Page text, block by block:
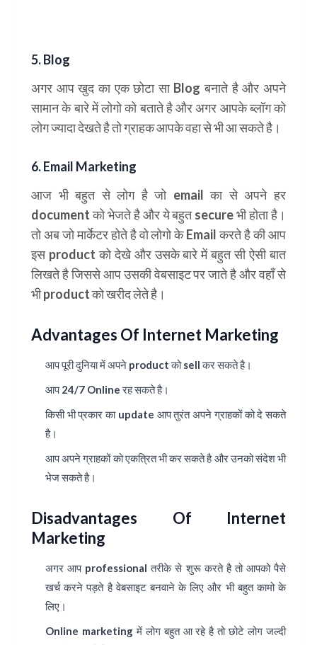
5. Blog
अगर आप खुद का एक छोटा सा Blog बनाते है और अपने
सामान के बारे में लोगो को बताते है और अगर आपके ब्लॉग को
लोग ज्यादा देखते है तो ग्राहक आपके वहा से भी आ सकते है।
6. Email Marketing
आज भी बहुत से लोग है जो email का से अपने हर
documentको भेजते है और ये बहुतsecureभी होता है।
तो अब जो मार्केटर होते है वो लोगो केEmailकरते है की आप
इसproduct को देखे और उसके बारे में बहुत सी ऐसी बात
लिखते है जिससे आप उसकी वेबसाइट पर जाते है और वहाँ से
भीproductको खरीद लेते है।
Advantages Of Internet Marketing
आप पूरी दुनिया में अपने product को sell कर सकते है।
आप 24/7 Online रह सकते है।
किसी भी प्रकार का update आप तुरंत अपने ग्राहकों को दे सकते
है।
आप अपने ग्राहकों को एकत्रित भी कर सकते है और उनको संदेश भी
भेज सकते है।
Disadvantages Of Internet
Marketing
अगर आपprofessionalतरीके से शुरू करते है तो आपको पैसे
खर्च करने पड़ते है वेबसाइट बनवाने के लिए और भी बहुत कामो के
लिए।
Online marketing में लोग बहुत आ रहे है तो छोटे लोग जल्दी